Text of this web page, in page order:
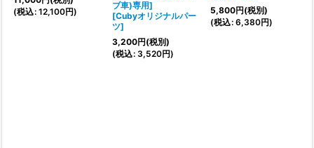
(税込: 12,100円)
ブ車)専用]
[Cubyオリジナルパー
ツ]
3,200円(税別)
(税込: 3,520円)
5,800円(税別)
(税込: 6,380円)